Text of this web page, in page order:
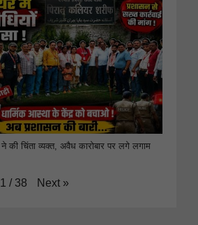
ने की चिंता व्यक्त, अवैध कारोबार पर लगे लगाम
1 / 38 Next »